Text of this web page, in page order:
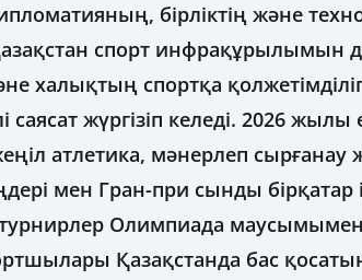
бірліктің және
спорт инфрақұрылымын
халықтың спортқа
жүргізіп келеді. 2026 жылы
атлетика, мәнерлеп сырғанау
мен Гран-при сынды бірқатар
Олимпиада маусымымен
Қазақстанда бас